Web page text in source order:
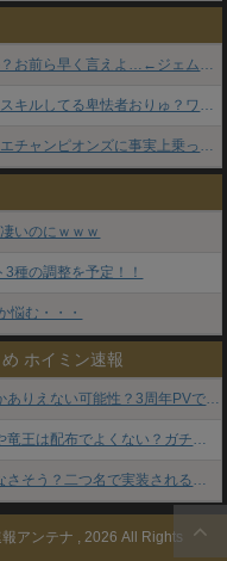
【無頓着】もしかしてランクマッチ今日までか？お前ら早く言えよ…←ジェム失うことになるけどまあいいわw
【タスキル】リアタイに負けそうになったらタスキルしてる卑怯者おりゅ？ワイやでｗｗｗｗ←オマ俺ｗｗｗｗ
【画像あり】ドラクエタクトスレさん、ドラクエチャンピオンズに事実上乗っ取られてしまうｗｗｗ←悲しくね涙が止まらんｗｗｗ
いのにｗｗｗ
種の調整を予定！！
悩む・・・
ホイミン速報
【DQタクト】そもそも竜王の二つ名で実装とかありえない可能性？3周年PVでもミルドラース全くノータッチだもんなｗｗｗ
【DQタクト】調整とかないのならりゅうおうや竜王は配布でよくない？ガチャ産といってももはや活躍出来ないしなｗｗｗ
【DQタクト】開花終わったキャラの調整とかなさそう？二つ名で実装されるからありえないぞｗｗｗ
アンテナ , 2026 All Rights